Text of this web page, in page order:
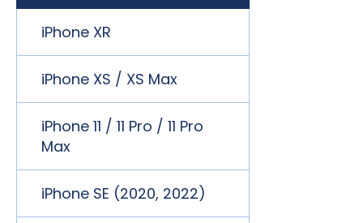
iPhone XR
iPhone XS / XS Max
iPhone 11 / 11 Pro / 11 Pro
Max
iPhone SE (2020, 2022)